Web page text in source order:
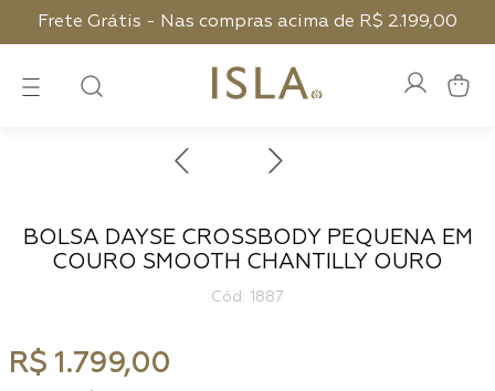
Frete Grátis - Nas compras acima de R$ 2.199,00
BOLSA DAYSE CROSSBODY PEQUENA EM
COURO SMOOTH CHANTILLY OURO
: 1887
R$ 1.799,00